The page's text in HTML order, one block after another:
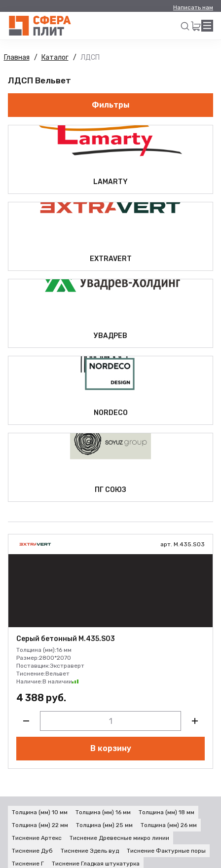
Написать нам
Главная Каталог ЛДСП
ЛДСП Вельвет
Фильтры
LAMARTY
EXTRAVERT
УВАДРЕВ
NORDECO
ПГ СОЮЗ
арт. M.435.S03
Серый бетонный M.435.S03
Толщина (мм):16 мм
Размер:2800*2070
Поставщик:Экстраверт
Тиснение:Вельвет
Наличие:В наличии
4 388 руб.
В корзину
Тиснение Артекс
Тиснение Древесные микро линии
Тиснение Дуб
Тиснение Эдель вуд
Тиснение Фактурные поры
Тиснение Г
Тиснение Гладкая штукатурка
Толщина (мм) 10 мм Толщина (мм) 16 мм
Толщина (мм) 18 мм
Толщина (мм) 22 мм
Толщина (мм) 25 мм Толщина (мм) 26 мм